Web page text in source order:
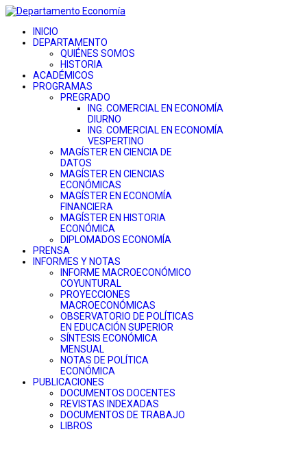
INICIO
DEPARTAMENTO
QUIÉNES SOMOS
HISTORIA
ACADÉMICOS
PROGRAMAS
PREGRADO
ING. COMERCIAL EN ECONOMÍA
DIURNO
ING. COMERCIAL EN ECONOMÍA
VESPERTINO
MAGÍSTER EN CIENCIA DE
DATOS
MAGÍSTER EN CIENCIAS
ECONÓMICAS
MAGÍSTER EN ECONOMÍA
FINANCIERA
MAGÍSTER EN HISTORIA
ECONÓMICA
DIPLOMADOS ECONOMÍA
PRENSA
INFORMES Y NOTAS
INFORME MACROECONÓMICO
COYUNTURAL
PROYECCIONES
MACROECONÓMICAS
OBSERVATORIO DE POLÍTICAS
EN EDUCACIÓN SUPERIOR
SÍNTESIS ECONÓMICA
MENSUAL
NOTAS DE POLÍTICA
ECONÓMICA
PUBLICACIONES
DOCUMENTOS DOCENTES
REVISTAS INDEXADAS
DOCUMENTOS DE TRABAJO
LIBROS